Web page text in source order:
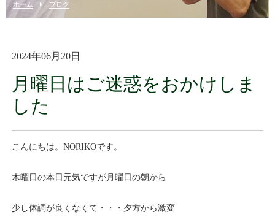
ホーム ブログ
2024年06月20日
月曜日はご迷惑をおかけしま
した
こんにちは。NORIKOです。
木曜日の本日元気ですが月曜日の朝から
少し体調が良くなくて・・・夕方から激変